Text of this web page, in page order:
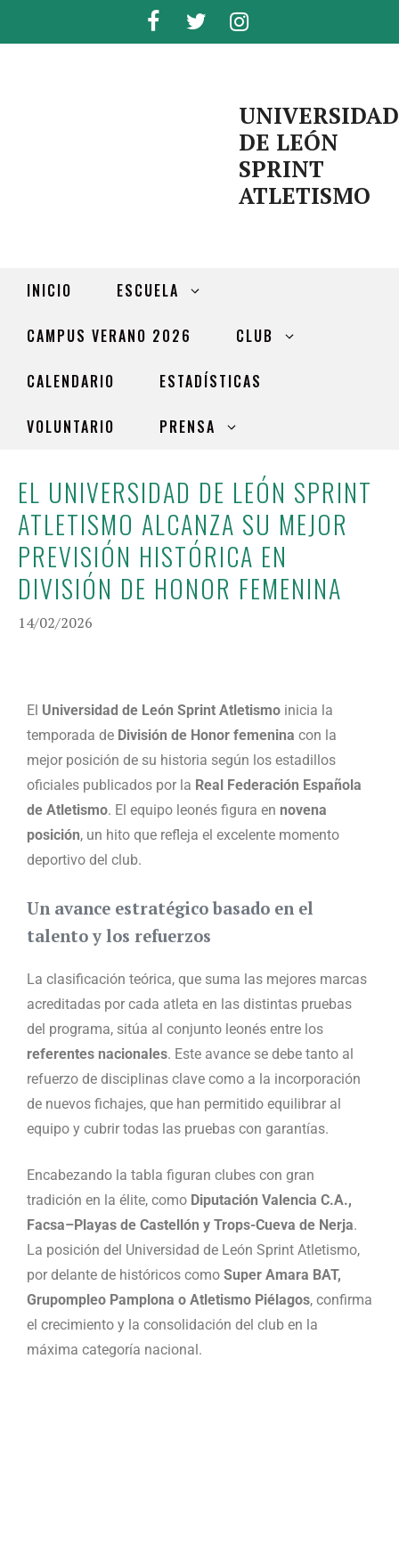
UNIVERSIDAD
DE LEÓN
SPRINT
ATLETISMO
INICIO ESCUELA
CAMPUS VERANO 2026 CLUB
CALENDARIO ESTADÍSTICAS
VOLUNTARIO PRENSA
EL UNIVERSIDAD DE LEÓN SPRINT
ATLETISMO ALCANZA SU MEJOR
PREVISIÓN HISTÓRICA EN
DIVISIÓN DE HONOR FEMENINA
14/02/2026
El Universidad de León Sprint Atletismo inicia la
temporada de División de Honor femenina con la
mejor posición de su historia según los estadillos
oficiales publicados por la Real Federación Española
de Atletismo. El equipo leonés figura en novena
posición, un hito que refleja el excelente momento
deportivo del club.
Un avance estratégico basado en el
talento y los refuerzos
La clasificación teórica, que suma las mejores marcas
acreditadas por cada atleta en las distintas pruebas
del programa, sitúa al conjunto leonés entre los
referentes nacionales. Este avance se debe tanto al
refuerzo de disciplinas clave como a la incorporación
de nuevos fichajes, que han permitido equilibrar al
equipo y cubrir todas las pruebas con garantías.
Encabezando la tabla figuran clubes con gran
tradición en la élite, como Diputación Valencia C.A.,
Facsa–Playas de Castellón y Trops-Cueva de Nerja.
La posición del Universidad de León Sprint Atletismo,
por delante de históricos como Super Amara BAT,
Grupompleo Pamplona o Atletismo Piélagos, confirma
el crecimiento y la consolidación del club en la
máxima categoría nacional.